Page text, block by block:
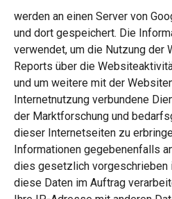
werden an einen Server von
und dort gespeichert. Die
verwendet, um die Nutzung der
Reports über die
und um weitere mit der
Internetnutzung verbundene
der Marktforschung und
dieser Internetseiten zu
Informationen gegebenenfalls
dies gesetzlich
diese Daten im Auftrag